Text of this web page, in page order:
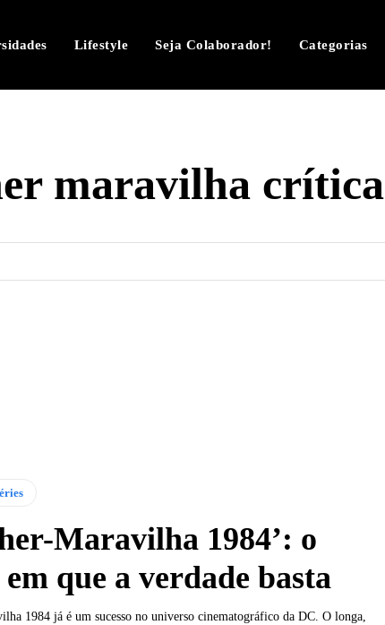
Lifestyle Seja Colaborador! Categorias
maravilha crítica
Maravilha 1984’: o
que a verdade basta
1984 já é um sucesso no universo cinematográfico da DC. O longa,